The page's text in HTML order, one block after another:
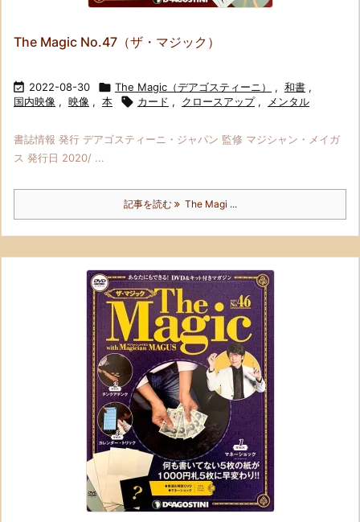
The Magic No.47（ザ・マジック）
 2022-08-30  The Magic（デアゴスティーニ） , 和書 ,
国内映像 , 映像 , 本  カード , クロースアップ , メンタル
書誌情報 発行 デアゴスティーニ・ジャパン 監修 マジシャン・メイガ
ス 発行日 2020/ ...
記事を読む The Magi ...